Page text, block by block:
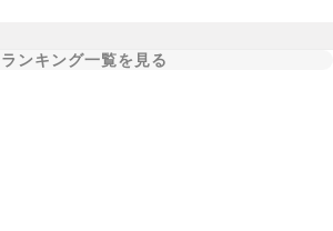
ランキング一覧を見る